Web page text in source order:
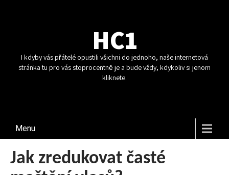
HC1
I kdyby vás přátelé opustili všichni do jednoho, naše internetová
stránka tu pro vás stoprocentně je a bude vždy, kdykoliv si jenom
kliknete.
Menu
Jak zredukovat časté